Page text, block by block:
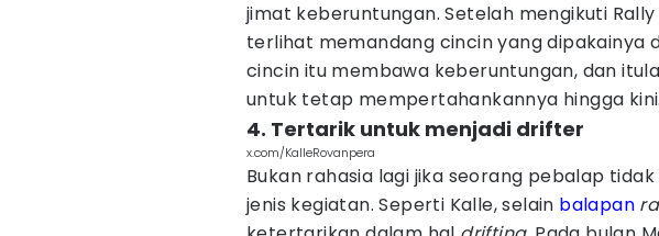
jimat keberuntungan. Setelah mengikuti Rally
terlihat memandang cincin yang dipakainya
cincin itu membawa keberuntungan, dan
untuk tetap mempertahankannya hingga kini.
4. Tertarik untuk menjadi drifter
x.com/KalleRovanpera
Bukan rahasia lagi jika seorang pebalap
jenis kegiatan. Seperti Kalle, selain balapan